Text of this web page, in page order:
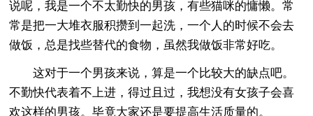
说呢，我是一个不太勤快的男孩，有些猫咪的慵懒。常
常是把一大堆衣服积攒到一起洗，一个人的时候不会去
做饭，总是找些替代的食物，虽然我做饭非常好吃。
这对于一个男孩来说，算是一个比较大的缺点吧。
不勤快代表着不上进，得过且过，我想没有女孩子会喜
欢这样的男孩。毕竟大家还是要提高生活质量的。